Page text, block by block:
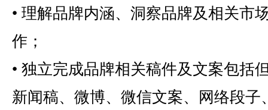
• 理解品牌内涵、洞察品牌及相关市
作；
• 独立完成品牌相关稿件及文案包括
新闻稿、微博、微信文案、网络段